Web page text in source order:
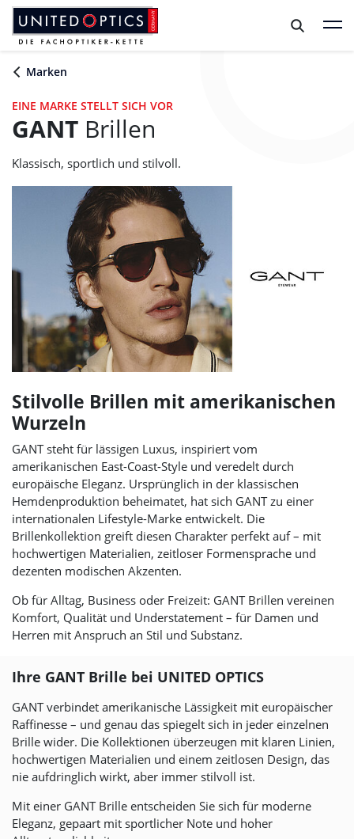
Zum Hauptinhalt springen
Zum Footer springen
Marken
EINE MARKE STELLT SICH VOR
GANT Brillen
Klassisch, sportlich und stilvoll.
Stilvolle Brillen mit amerikanischen
Wurzeln
GANT steht für lässigen Luxus, inspiriert vom
amerikanischen East-Coast-Style und veredelt durch
europäische Eleganz. Ursprünglich in der klassischen
Hemdenproduktion beheimatet, hat sich GANT zu einer
internationalen Lifestyle-Marke entwickelt. Die
Brillenkollektion greift diesen Charakter perfekt auf – mit
hochwertigen Materialien, zeitloser Formensprache und
dezenten modischen Akzenten.
Ob für Alltag, Business oder Freizeit: GANT Brillen vereinen
Komfort, Qualität und Understatement – für Damen und
Herren mit Anspruch an Stil und Substanz.
Ihre GANT Brille bei UNITED OPTICS
GANT verbindet amerikanische Lässigkeit mit europäischer
Raffinesse – und genau das spiegelt sich in jeder einzelnen
Brille wider. Die Kollektionen überzeugen mit klaren Linien,
hochwertigen Materialien und einem zeitlosen Design, das
nie aufdringlich wirkt, aber immer stilvoll ist.
Mit einer GANT Brille entscheiden Sie sich für moderne
Eleganz, gepaart mit sportlicher Note und hoher